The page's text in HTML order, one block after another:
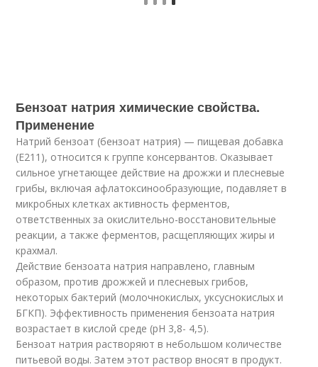
Бензоат натрия химические свойства.
Применение
Натрий бензоат (бензоат натрия) — пищевая добавка
(E211), относится к группе консервантов. Оказывает
сильное угнетающее действие на дрожжи и плесневые
грибы, включая афлатоксинообразующие, подавляет в
микробных клетках активность ферментов,
ответственных за окислительно-восстановительные
реакции, а также ферментов, расщепляющих жиры и
крахмал.
Действие бензоата натрия направлено, главным
образом, против дрожжей и плесневых грибов,
некоторых бактерий (молочнокислых, уксуснокислых и
БГКП). Эффективность применения бензоата натрия
возрастает в кислой среде (рН 3,8- 4,5).
Бензоат натрия растворяют в небольшом количестве
питьевой воды. Затем этот раствор вносят в продукт.